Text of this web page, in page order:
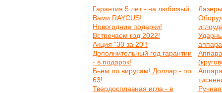
Гарантия 5 лет - на любимый
Вами RAYCUS!
Новогодние подарки!
Встречаем год 2022!
Акция "30 за 20"!
Дополнительный год гарантии
- в подарок!
Бьем по вирусам! Доллар - по
63!
Твердосплавная игла - в
Лазеры